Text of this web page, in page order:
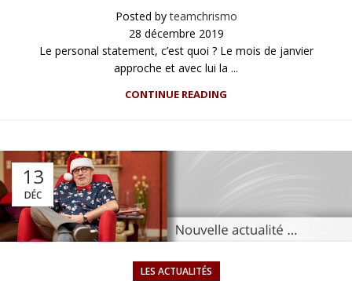
Posted by teamchrismo
28 décembre 2019
Le personal statement, c’est quoi ? Le mois de janvier
approche et avec lui la ...
CONTINUE READING
13
DÉC
LES ACTUALITÉS